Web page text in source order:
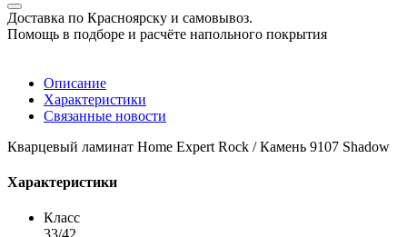
Доставка по Красноярску и самовывоз.
Помощь в подборе и расчёте напольного покрытия
Описание
Характеристики
Связанные новости
Кварцевый ламинат Home Expert Rock / Камень 9107 Shadow
Характеристики
Класс